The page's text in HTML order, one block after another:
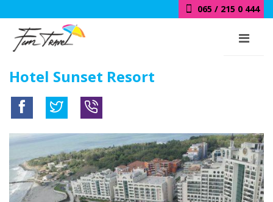
065 / 215 0 444
Hotel Sunset Resort